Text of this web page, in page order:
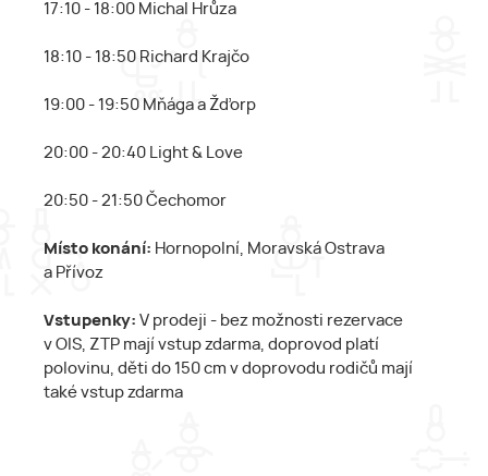
17:10 - 18:00 Michal Hrůza
18:10 - 18:50 Richard Krajčo
19:00 - 19:50 Mňága a Žďorp
20:00 - 20:40 Light & Love
20:50 - 21:50 Čechomor
Místo konání: Hornopolní, Moravská Ostrava
a Přívoz
Vstupenky: V prodeji - bez možnosti rezervace
v OIS, ZTP mají vstup zdarma, doprovod platí
polovinu, děti do 150 cm v doprovodu rodičů mají
také vstup zdarma